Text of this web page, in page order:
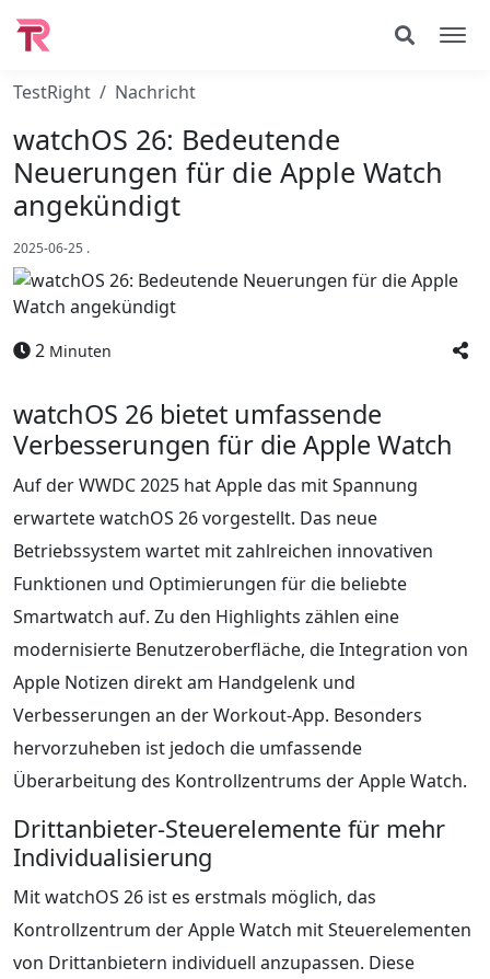
TestRight Nachricht
watchOS 26: Bedeutende
Neuerungen für die Apple Watch
angekündigt
2025-06-25 .
2 Minuten
watchOS 26 bietet umfassende
Verbesserungen für die Apple Watch
Auf der WWDC 2025 hat Apple das mit Spannung
erwartete watchOS 26 vorgestellt. Das neue
Betriebssystem wartet mit zahlreichen innovativen
Funktionen und Optimierungen für die beliebte
Smartwatch auf. Zu den Highlights zählen eine
modernisierte Benutzeroberfläche, die Integration von
Apple Notizen direkt am Handgelenk und
Verbesserungen an der Workout-App. Besonders
hervorzuheben ist jedoch die umfassende
Überarbeitung des Kontrollzentrums der Apple Watch.
Drittanbieter-Steuerelemente für mehr
Individualisierung
Mit watchOS 26 ist es erstmals möglich, das
Kontrollzentrum der Apple Watch mit Steuerelementen
von Drittanbietern individuell anzupassen. Diese